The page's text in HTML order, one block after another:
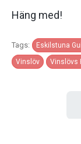
Häng med!
Tags: Eskilstuna
Vinslöv
Vinslövs